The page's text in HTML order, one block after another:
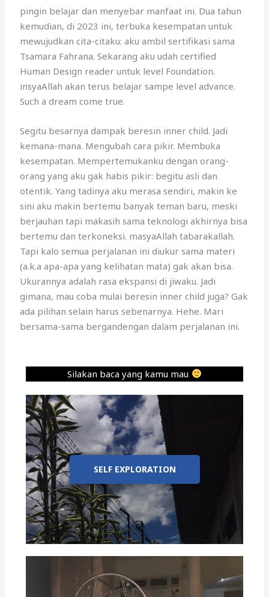
pingin belajar dan menyebar manfaat ini. Dua tahun
kemudian, di 2023 ini, terbuka kesempatan untuk
mewujudkan cita-citaku: aku ambil sertifikasi sama
Tsamara Fahrana. Sekarang aku udah certified
Human Design reader untuk level Foundation.
insyaAllah akan terus belajar sampe level advance.
Such a dream come true.
Segitu besarnya dampak beresin inner child. Jadi
kemana-mana. Mengubah cara pikir. Membuka
kesempatan. Mempertemukanku dengan orang-
orang yang aku gak habis pikir: begitu asli dan
otentik. Yang tadinya aku merasa sendiri, makin ke
sini aku makin bertemu banyak teman baru, meski
berjauhan tapi makasih sama teknologi akhirnya bisa
bertemu dan terkoneksi. masyaAllah tabarakallah.
Tapi kalo semua perjalanan ini diukur sama materi
(a.k.a apa-apa yang kelihatan mata) gak akan bisa.
Ukurannya adalah rasa ekspansi di jiwaku. Jadi
gimana, mau coba mulai beresin inner child juga? Gak
ada pilihan selain harus sebenarnya. Hehe. Mari
bersama-sama bergandengan dalam perjalanan ini.
Silakan baca yang kamu mau
SELF EXPLORATION